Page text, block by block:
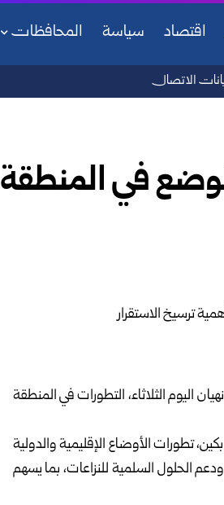
اقتصاد سياسة المحافظات
الاتصال
في المنطقة
اليوم الثلاثاء، التطورات في المنطقة
تطورات الأوضاع الإقليمية والدولية
الحلول السلمية للنزاعات، بما يسهم